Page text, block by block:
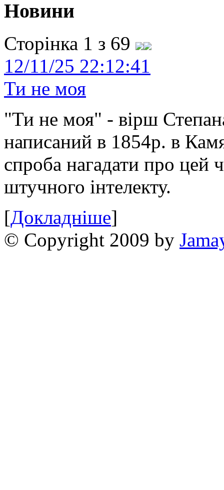
Новини
Сторінка 1 з 69
12/11/25 22:12:41
Ти не моя
"Ти не моя" - вірш
написаний в 1854р. в
спроба нагадати про цей
штучного інтелекту.
[Докладніше]
© Copyright 2009 by